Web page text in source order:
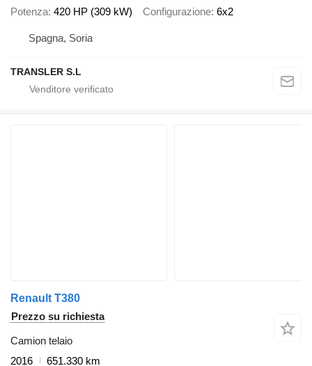
Potenza 420 HP (309 kW) Configurazione 6x2
Spagna, Soria
TRANSLER S.L
Renault T380
Prezzo su richiesta
Camion telaio
2016
651.330 km